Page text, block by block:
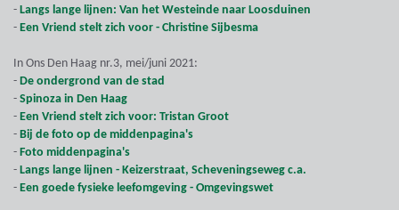
- Langs lange lijnen: Van het Westeinde naar Loosduinen
- Een Vriend stelt zich voor - Christine Sijbesma
In Ons Den Haag nr.3, mei/juni 2021:
- De ondergrond van de stad
- Spinoza in Den Haag
- Een Vriend stelt zich voor: Tristan Groot
- Bij de foto op de middenpagina's
- Foto middenpagina's
- Langs lange lijnen - Keizerstraat, Scheveningseweg c.a.
- Een goede fysieke leefomgeving - Omgevingswet